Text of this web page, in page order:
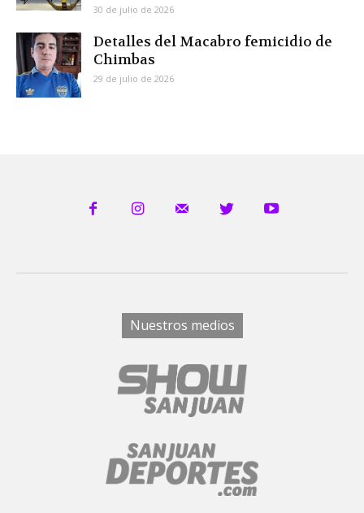
30 de julio de 2026
Detalles del Macabro femicidio de
Chimbas
29 de julio de 2026
Nuestros medios